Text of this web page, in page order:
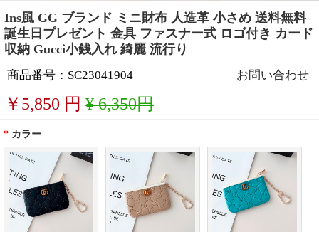
Ins風 GG ブランド ミニ財布 人造革 小さめ 送料無料
誕生日プレゼント 金具 ファスナー式 ロゴ付き カード
収納 Gucci小銭入れ 綺麗 流行り
商品番号：SC23041904 お問い合わせ
￥ 5,850 円 ¥ 6,350円
* カラー